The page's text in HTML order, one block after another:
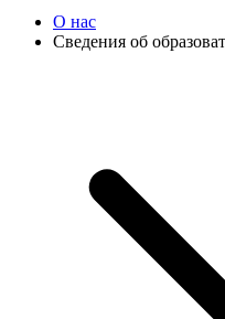
О нас
Сведения об